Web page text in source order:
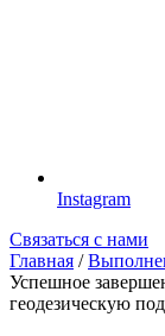
Instagram
Связаться с нами
Главная /
Успешное
геодезическую